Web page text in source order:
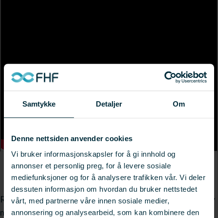
Samtykke Detaljer Om
Denne nettsiden anvender cookies
Vi bruker informasjonskapsler for å gi innhold og
annonser et personlig preg, for å levere sosiale
mediefunksjoner og for å analysere trafikken vår. Vi deler
dessuten informasjon om hvordan du bruker nettstedet
vårt, med partnerne våre innen sosiale medier,
annonsering og analysearbeid, som kan kombinere den
Ringvirkningseffektene av havbruk flater ut som følge av
manglende volumvekst over flere år i havbrukssektoren.